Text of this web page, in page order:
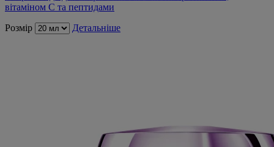
вітаміном С та пептидами
Розмір
Детальніше